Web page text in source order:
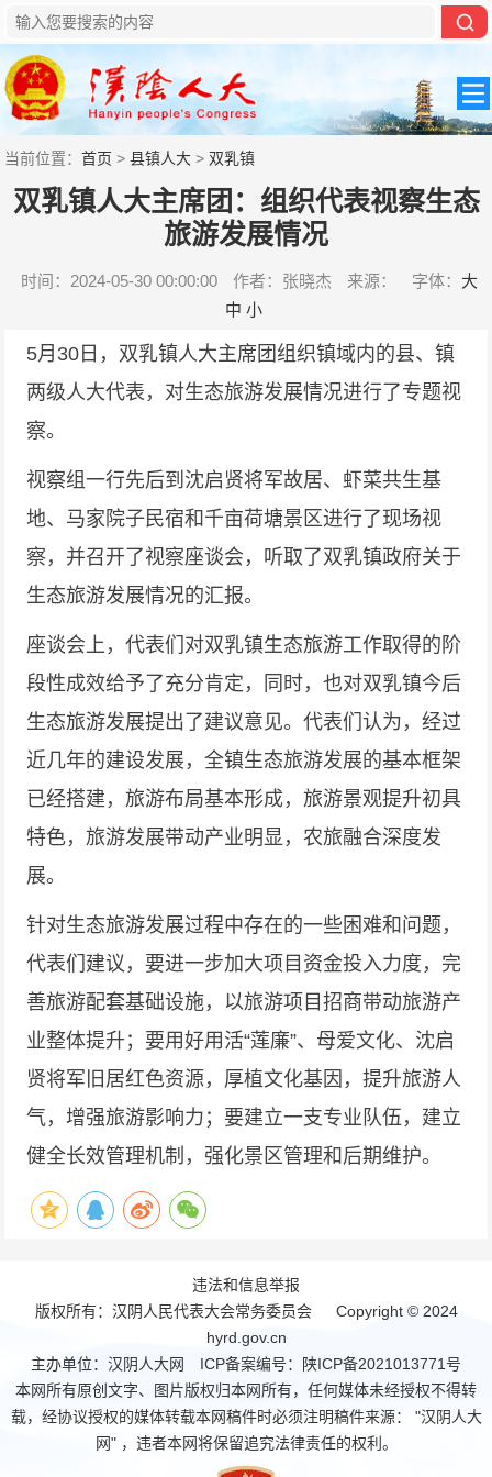
当前位置：首页 >县镇人大 > 双乳镇
双乳镇人大主席团：组织代表视察生态
旅游发展情况
时间：2024-05-30 00:00:00 作者：张晓杰 来源： 字体： 大
中 小
5月30日，双乳镇人大主席团组织镇域内的县、镇
两级人大代表，对生态旅游发展情况进行了专题视
察。
视察组一行先后到沈启贤将军故居、虾菜共生基
地、马家院子民宿和千亩荷塘景区进行了现场视
察，并召开了视察座谈会，听取了双乳镇政府关于
生态旅游发展情况的汇报。
座谈会上，代表们对双乳镇生态旅游工作取得的阶
段性成效给予了充分肯定，同时，也对双乳镇今后
生态旅游发展提出了建议意见。代表们认为，经过
近几年的建设发展，全镇生态旅游发展的基本框架
已经搭建，旅游布局基本形成，旅游景观提升初具
特色，旅游发展带动产业明显，农旅融合深度发
展。
针对生态旅游发展过程中存在的一些困难和问题，
代表们建议，要进一步加大项目资金投入力度，完
善旅游配套基础设施，以旅游项目招商带动旅游产
业整体提升；要用好用活“莲廉”、母爱文化、沈启
贤将军旧居红色资源，厚植文化基因，提升旅游人
气，增强旅游影响力；要建立一支专业队伍，建立
健全长效管理机制，强化景区管理和后期维护。
违法和信息举报
版权所有：汉阴人民代表大会常务委员会 Copyright © 2024
hyrd.gov.cn
主办单位：汉阴人大网 ICP备案编号：
陕ICP备2021013771号
本网所有原创文字、图片版权归本网所有，任何媒体未经授权不得转
载，经协议授权的媒体转载本网稿件时必须注明稿件来源： "汉阴人大
网" ，违者本网将保留追究法律责任的权利。